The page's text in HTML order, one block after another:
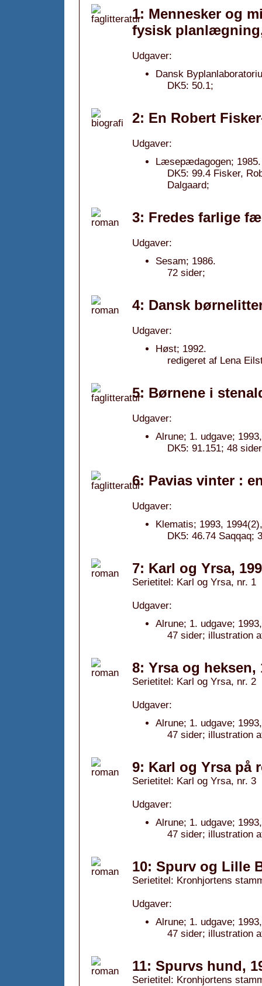
1: Mennesker og
fysisk
Udgaver:
Dansk
DK5: 50.1;
2: En Robert
Udgaver:
Læsepædagogen; 1985.
DK5: 99.4 Fisker,
Dalgaard;
3: Fredes farlige
Udgaver:
Sesam; 1986.
72 sider;
4: Dansk
Udgaver:
Høst; 1992.
redigeret af Lena
5: Børnene i
Udgaver:
Alrune; 1. udgave;
DK5: 91.151; 48
6: Pavias vinter :
Udgaver:
Klematis; 1993,
DK5: 46.74 Saqqaq;
7: Karl og Yrsa,
Serietitel: Karl og Yrsa, nr. 1
Udgaver:
Alrune; 1. udgave;
47 sider; illustration
8: Yrsa og heksen,
Serietitel: Karl og Yrsa, nr. 2
Udgaver:
Alrune; 1. udgave;
47 sider; illustration
9: Karl og Yrsa på
Serietitel: Karl og Yrsa, nr. 3
Udgaver:
Alrune; 1. udgave;
47 sider; illustration
10: Spurv og Lille
Serietitel: Kronhjortens
Udgaver:
Alrune; 1. udgave;
47 sider; illustration
11: Spurvs hund,
Serietitel: Kronhjortens